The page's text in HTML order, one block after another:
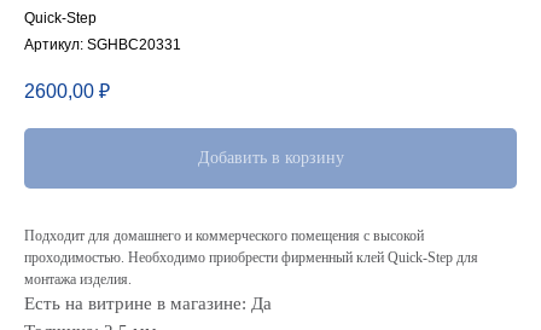
Quick-Step
Артикул: SGHBC20331
2600,00 ₽
Добавить в корзину
Подходит для домашнего и коммерческого помещения с высокой
проходимостью. Необходимо приобрести фирменный клей Quick-Step для
монтажа изделия.
Есть на витрине в магазине: Да